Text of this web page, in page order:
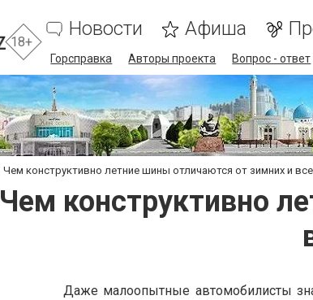
18+
Новости Афиша
Горсправка Авторы проекта Вопрос - ответ
Чем конструктивно летние шины отличаются от зимних и
Чем конструктивно
Даже малоопытные автомобилисты